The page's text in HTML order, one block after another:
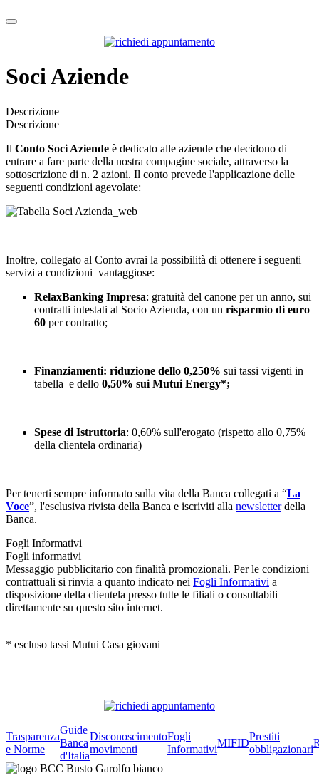
Soci Aziende
Descrizione
Descrizione
Il Conto Soci Aziende è dedicato alle aziende che decidono di
entrare a fare parte della nostra compagine sociale, attraverso la
sottoscrizione di n. 2 azioni. Il conto prevede l'applicazione delle
seguenti condizioni agevolate:
Inoltre, collegato al Conto avrai la possibilità di ottenere i seguenti
servizi a condizioni vantaggiose:
RelaxBanking Impresa: gratuità del canone per un anno, sui
contratti intestati al Socio Azienda, con un risparmio di euro
60 per contratto;
Finanziamenti: riduzione dello 0,250% sui tassi vigenti in
tabella e dello 0,50% sui Mutui Energy*;
Spese di Istruttoria: 0,60% sull'erogato (rispetto allo 0,75%
della clientela ordinaria)
Per tenerti sempre informato sulla vita della Banca collegati a “La
Voce”, l'esclusiva rivista della Banca e iscriviti alla newsletterdella
Banca.
Fogli Informativi
Fogli informativi
Messaggio pubblicitario con finalità promozionali. Per le condizioni
contrattuali si rinvia a quanto indicato nei Fogli Informativi a
disposizione della clientela presso tutte le filiali o consultabili
direttamente su questo sito internet.
* escluso tassi Mutui Casa giovani
Trasparenza
e Norme
Guide
Banca
d'Italia
Disconoscimento
movimenti
Fogli
Informativi
MIFID
Prestiti
obbligazionari